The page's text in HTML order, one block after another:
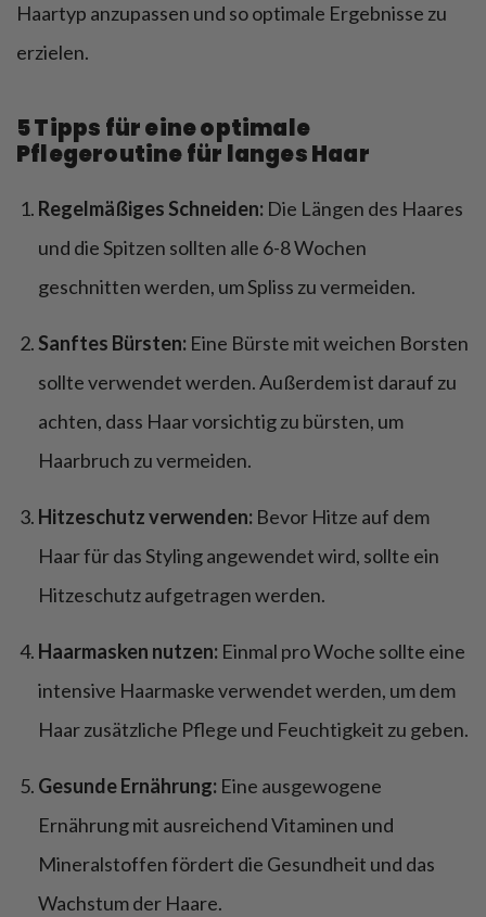
Haartyp anzupassen und so optimale Ergebnisse zu
erzielen.
5 Tipps für eine optimale
Pflegeroutine für langes Haar
Regelmäßiges Schneiden: Die Längen des Haares
und die Spitzen sollten alle 6-8 Wochen
geschnitten werden, um Spliss zu vermeiden.
Sanftes Bürsten: Eine Bürste mit weichen Borsten
sollte verwendet werden. Außerdem ist darauf zu
achten, dass Haar vorsichtig zu bürsten, um
Haarbruch zu vermeiden.
Hitzeschutz verwenden: Bevor Hitze auf dem
Haar für das Styling angewendet wird, sollte ein
Hitzeschutz aufgetragen werden.
Haarmasken nutzen: Einmal pro Woche sollte eine
intensive Haarmaske verwendet werden, um dem
Haar zusätzliche Pflege und Feuchtigkeit zu geben.
Gesunde Ernährung: Eine ausgewogene
Ernährung mit ausreichend Vitaminen und
Mineralstoffen fördert die Gesundheit und das
Wachstum der Haare.